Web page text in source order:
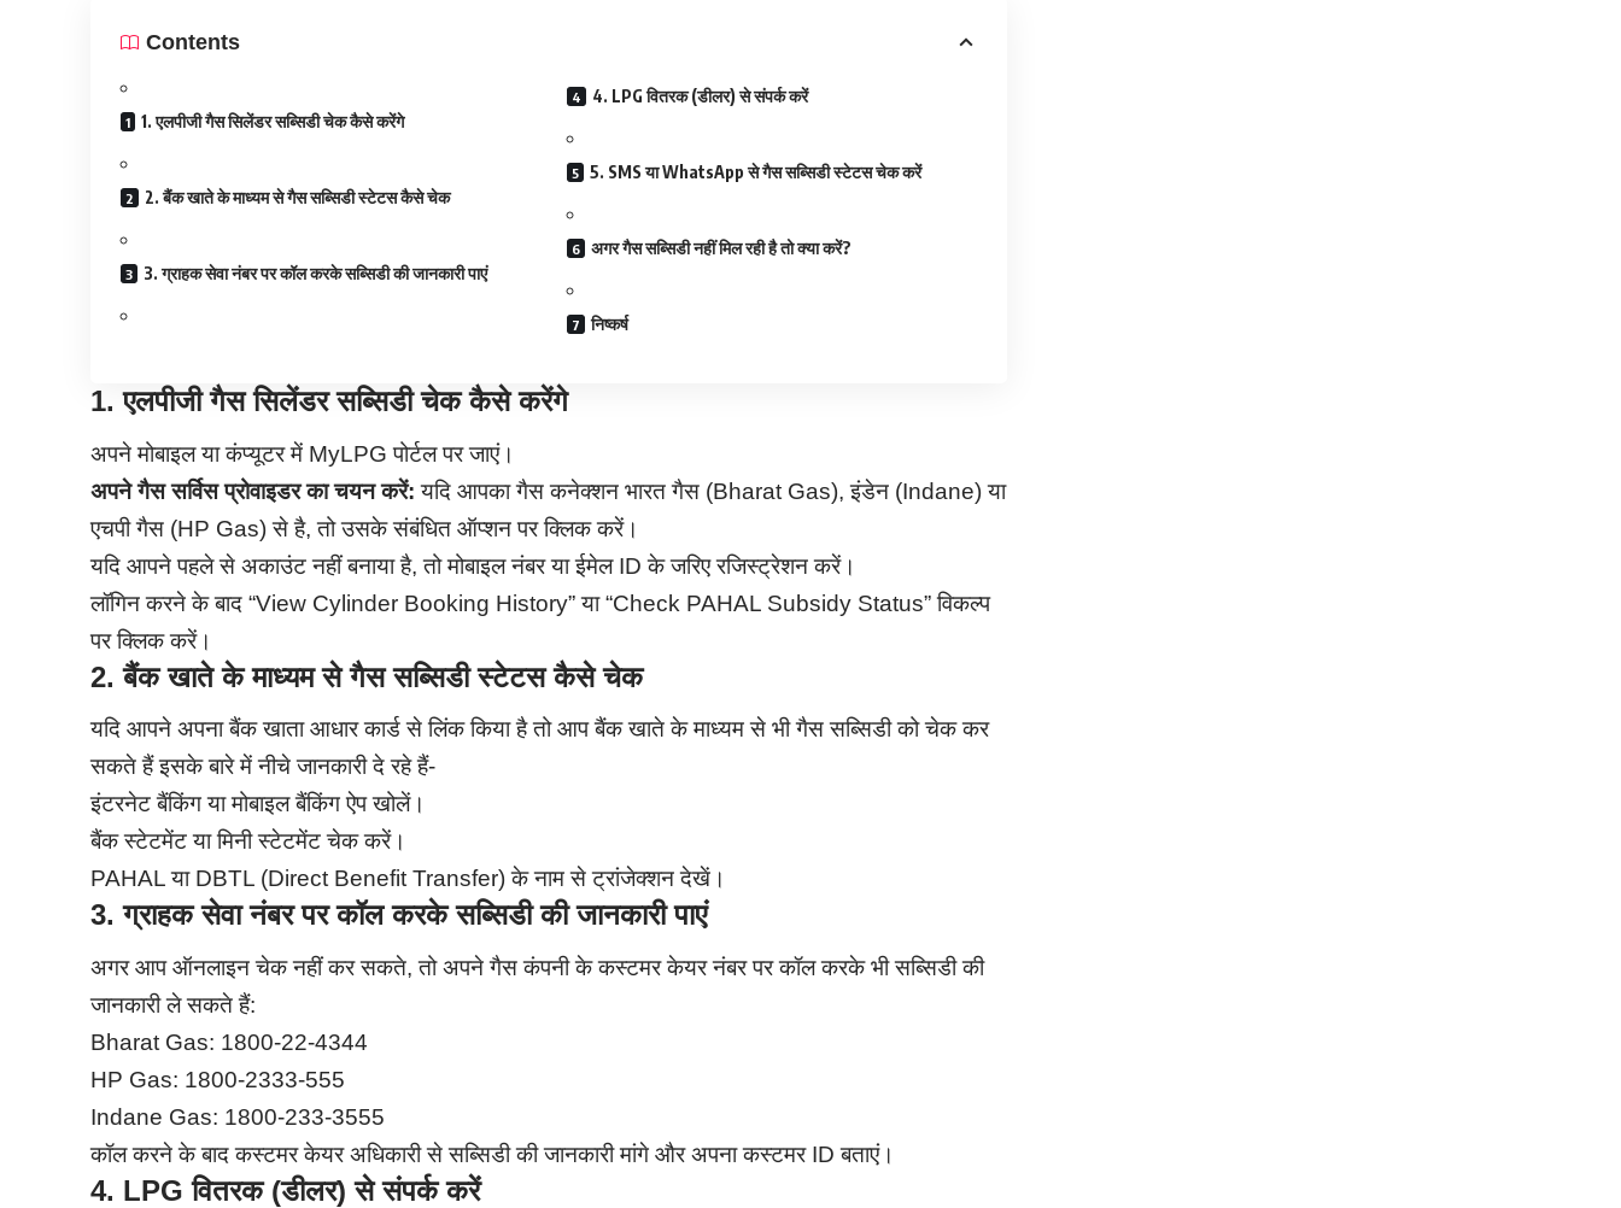
Contents
1. एलपीजी गैस सिलेंडर सब्सिडी चेक कैसे करेंगे
2. बैंक खाते के माध्यम से गैस सब्सिडी स्टेटस कैसे चेक
3. ग्राहक सेवा नंबर पर कॉल करके सब्सिडी की जानकारी पाएं
4. LPG वितरक (डीलर) से संपर्क करें
5. SMS या WhatsApp से गैस सब्सिडी स्टेटस चेक करें
अगर गैस सब्सिडी नहीं मिल रही है तो क्या करें?
निष्कर्ष
1. एलपीजी गैस सिलेंडर सब्सिडी चेक कैसे करेंगे
अपने मोबाइल या कंप्यूटर में MyLPG पोर्टल पर जाएं।
अपने गैस सर्विस प्रोवाइडर का चयन करें: यदि आपका गैस कनेक्शन भारत गैस (Bharat Gas), इंडेन (Indane) या
एचपी गैस (HP Gas) से है, तो उसके संबंधित ऑप्शन पर क्लिक करें।
यदि आपने पहले से अकाउंट नहीं बनाया है, तो मोबाइल नंबर या ईमेल ID के जरिए रजिस्ट्रेशन करें।
लॉगिन करने के बाद “View Cylinder Booking History” या “Check PAHAL Subsidy Status” विकल्प
पर क्लिक करें।
2. बैंक खाते के माध्यम से गैस सब्सिडी स्टेटस कैसे चेक
यदि आपने अपना बैंक खाता आधार कार्ड से लिंक किया है तो आप बैंक खाते के माध्यम से भी गैस सब्सिडी को चेक कर
सकते हैं इसके बारे में नीचे जानकारी दे रहे हैं-
इंटरनेट बैंकिंग या मोबाइल बैंकिंग ऐप खोलें।
बैंक स्टेटमेंट या मिनी स्टेटमेंट चेक करें।
PAHAL या DBTL (Direct Benefit Transfer) के नाम से ट्रांजेक्शन देखें।
3. ग्राहक सेवा नंबर पर कॉल करके सब्सिडी की जानकारी पाएं
अगर आप ऑनलाइन चेक नहीं कर सकते, तो अपने गैस कंपनी के कस्टमर केयर नंबर पर कॉल करके भी सब्सिडी की
जानकारी ले सकते हैं:
Bharat Gas: 1800-22-4344
HP Gas: 1800-2333-555
Indane Gas: 1800-233-3555
कॉल करने के बाद कस्टमर केयर अधिकारी से सब्सिडी की जानकारी मांगे और अपना कस्टमर ID बताएं।
4. LPG वितरक (डीलर) से संपर्क करें